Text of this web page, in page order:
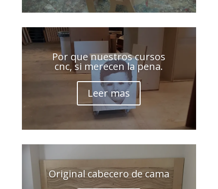
Por que nuestros cursos
cnc, si merecen la pena.
Leer mas
Original cabecero de cama